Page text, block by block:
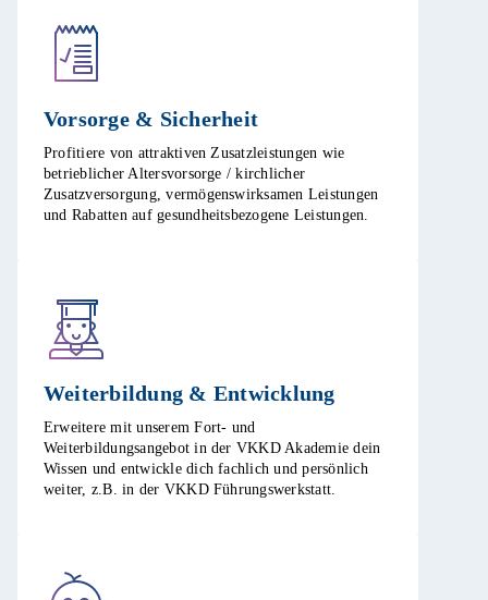
Vorsorge & Sicherheit​
Profitiere von attraktiven Zusatzleistungen wie
betrieblicher Altersvorsorge / kirchlicher
Zusatzversorgung, vermögenswirksamen Leistungen
und Rabatten auf gesundheitsbezogene Leistungen.​
Weiterbildung & Entwicklung​
Erweitere mit unserem Fort- und
Weiterbildungsangebot in der VKKD Akademie dein
Wissen und entwickle dich fachlich und persönlich
weiter, z.B. in der VKKD Führungswerkstatt. ​